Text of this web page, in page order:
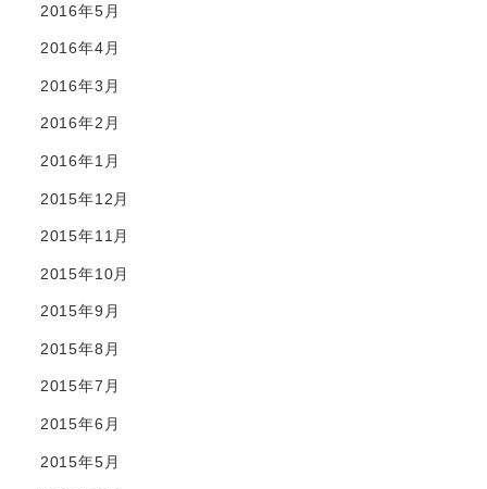
2016年5月
2016年4月
2016年3月
2016年2月
2016年1月
2015年12月
2015年11月
2015年10月
2015年9月
2015年8月
2015年7月
2015年6月
2015年5月